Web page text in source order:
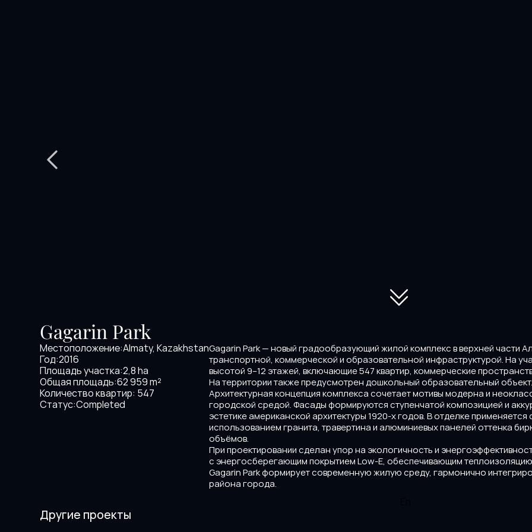
Gagarin Park
Местоположение:Almaty, Kazakhstan
Год:2016
Площадь участка:2,8 hа
Общая площадь:62 959 m²
Количество квартир: 547
Статус:Completed
Gagarin Park — новый градообразующий жилой комплекс в верхней части
транспортной, коммерческой и образовательной инфраструктурой. На
высотой 9–12 этажей, включающие 547 квартир, коммерческие
На территории также предусмотрен дошкольный образовательный
Архитектурная концепция комплекса сочетает мотивы модерна и
городской средой. Фасады формируются ступенчатой композицией и
эстетике американской архитектуры 1920-х годов. В отделке
использованием гранита, травертина и алюминиевых панелей оттенка
объёмов.
При проектировании сделан упор на экологичность и
с энергосберегающим покрытием Low-E, обеспечивающим
Gagarin Park формирует современную жилую среду, гармонично
района города.
Другие проекты